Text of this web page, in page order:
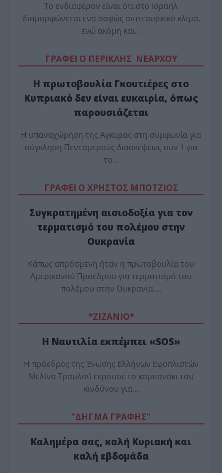
Το ενδιαφέρον είναι ότι στο Ισραήλ
διαμορφώνεται ένα σαφώς αντιτουρκικό κλίμα,
ενώ ακόμη και…
ΓΡΑΦΕΙ Ο ΠΕΡΙΚΛΗΣ ΝΕΑΡΧΟΥ
Η πρωτοβουλία Γκουτιέρες στο
Κυπριακό δεν είναι ευκαιρία, όπως
παρουσιάζεται
Η υπαναχώρηση της Άγκυρας στη συμφωνία για
σύγκληση Πενταμερούς Διασκέψεως συν 1 για
το…
ΓΡΑΦΕΙ Ο ΧΡΗΣΤΟΣ ΜΠΟΤΖΙΟΣ
Συγκρατημένη αισιοδοξία για τον
τερματισμό του πολέμου στην
Ουκρανία
Κάπως απρόσμενη ήταν η πρωτοβουλία του
Αμερικανού Προέδρου για τερματισμό του
πολέμου στην Ουκρανία,…
*ZΙΖΑΝΙΟ*
Η Ναυτιλία εκπέμπει «SOS»
Η πρόεδρος της Ένωσης Ελλήνων Εφοπλιστών
Μελίνα Τραυλού έ­κρουσε το καμπανάκι του
κινδύνου για…
“ΔΗΓΜΑ ΓΡΑΦΗΣ”
Καλημέρα σας, καλή Κυριακή και
καλή εβδομάδα